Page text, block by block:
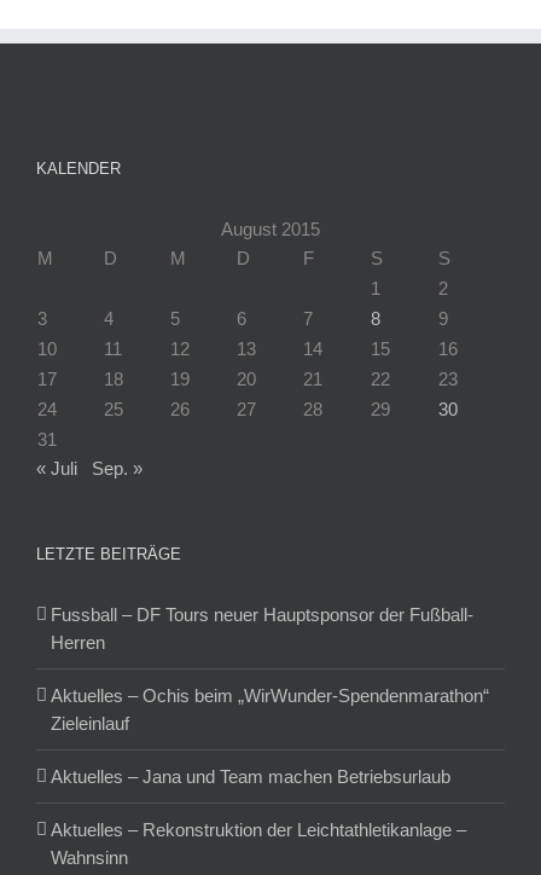
KALENDER
August 2015
M
D M D F S
S
1
2
3
4 5 6 7 8
9
10
11 12 13 14 15
16
17
18 19 20 21 22
23
24
25 26 27 28 29
30
31
« Juli
Sep. »
LETZTE BEITRÄGE
Fussball – DF Tours neuer Hauptsponsor der Fußball-
Herren
Aktuelles – Ochis beim „WirWunder-Spendenmarathon“
Zieleinlauf
Aktuelles – Jana und Team machen Betriebsurlaub
Aktuelles – Rekonstruktion der Leichtathletikanlage –
Wahnsinn